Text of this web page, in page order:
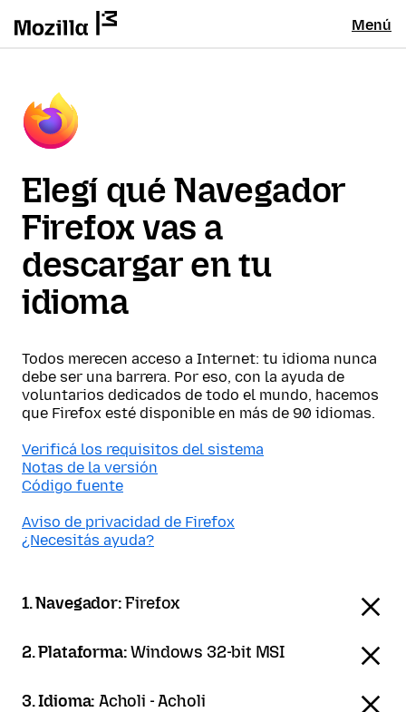
Menú
Elegí qué Navegador
Firefox vas a
descargar en tu
idioma
Todos merecen acceso a Internet: tu idioma nunca
debe ser una barrera. Por eso, con la ayuda de
voluntarios dedicados de todo el mundo, hacemos
que Firefox esté disponible en más de 90 idiomas.
Verificá los requisitos del sistema
Notas de la versión
Código fuente
Aviso de privacidad de Firefox
¿Necesitás ayuda?
1. Navegador:Firefox
2. Plataforma:Windows 32-bit MSI
3. Idioma:Acholi - Acholi